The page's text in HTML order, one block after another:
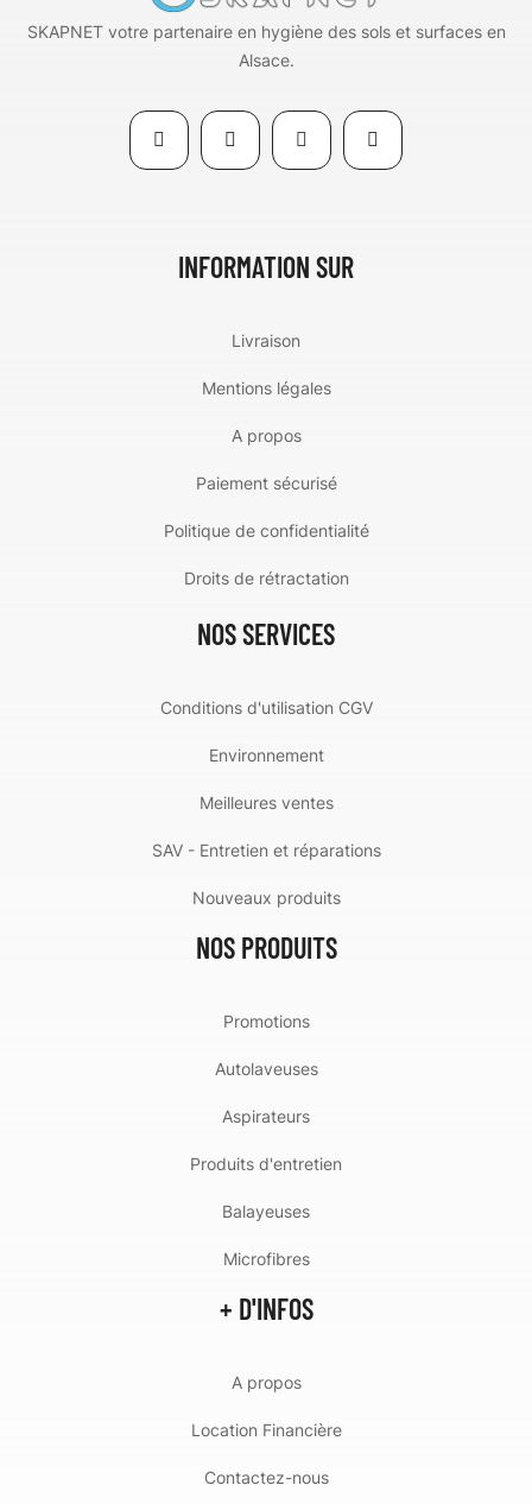
SKAPNET votre partenaire en hygiène des sols et surfaces en
Alsace.
INFORMATION SUR
Livraison
Mentions légales
A propos
Paiement sécurisé
Politique de confidentialité
Droits de rétractation
NOS SERVICES
Conditions d'utilisation CGV
Environnement
Meilleures ventes
SAV - Entretien et réparations
Nouveaux produits
NOS PRODUITS
Promotions
Autolaveuses
Aspirateurs
Produits d'entretien
Balayeuses
Microfibres
+ D'INFOS
A propos
Location Financière
Contactez-nous